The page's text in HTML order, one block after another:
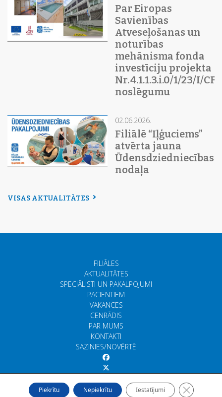
Par Eiropas
Savienības
Atveseļošanas un
noturības
mehānisma fonda
investīciju projekta
Nr. 4.1.1.3.i.0/1/23/I/
noslēgumu
02.06.2026.
Filiālē “Iļģuciems”
atvērta jauna
Ūdensdziedniecības
nodaļa
VISAS AKTUALITĀTES
FILIĀLES
AKTUALITĀTES
SPECIĀLISTI UN PAKALPOJUMI
PACIENTIEM
VAKANCES
CENRĀDIS
PAR MUMS
KONTAKTI
SAZINIES/NOVĒRTĒ
Piekrītu Nepiekrītu Iestatījumi Close